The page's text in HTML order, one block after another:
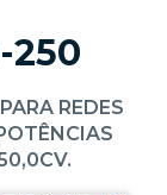
250
REDES